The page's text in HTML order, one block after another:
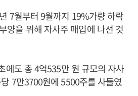
7월부터 9월까지 19%가량 하락
양을 위해 자사주 매입에 나선 것
에도 총 4억535만 원 규모의 자사
7만3700원에 5500주를 사들였